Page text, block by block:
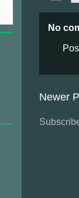
No
Newer